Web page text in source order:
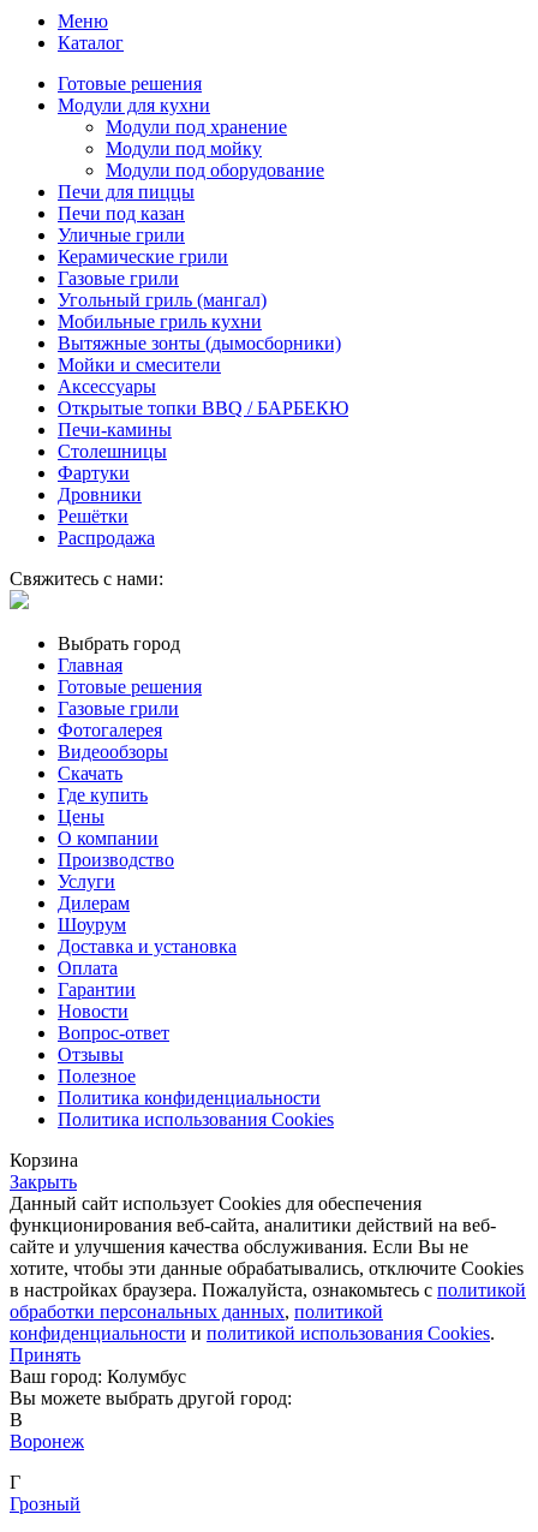
Меню
Каталог
Готовые решения
Модули для кухни
Модули под хранение
Модули под мойку
Модули под оборудование
Печи для пиццы
Печи под казан
Уличные грили
Керамические грили
Газовые грили
Угольный гриль (мангал)
Мобильные гриль кухни
Вытяжные зонты (дымосборники)
Мойки и смесители
Аксессуары
Открытые топки BBQ / БАРБЕКЮ
Печи-камины
Столешницы
Фартуки
Дровники
Решётки
Распродажа
Свяжитесь с нами:
Выбрать город
Главная
Готовые решения
Газовые грили
Фотогалерея
Видеообзоры
Скачать
Где купить
Цены
О компании
Производство
Услуги
Дилерам
Шоурум
Доставка и установка
Оплата
Гарантии
Новости
Вопрос-ответ
Отзывы
Полезное
Политика конфиденциальности
Политика использования Cookies
Корзина
Закрыть
Данный сайт использует Cookies для обеспечения
функционирования веб-сайта, аналитики действий на веб-
сайте и улучшения качества обслуживания. Если Вы не
хотите, чтобы эти данные обрабатывались, отключите Cookies
в настройках браузера. Пожалуйста, ознакомьтесь с политикой
обработки персональных данных, политикой
конфиденциальности и политикой использования Cookies.
Принять
Ваш город: Колумбус
Вы можете выбрать другой город:
В
Воронеж
Г
Грозный